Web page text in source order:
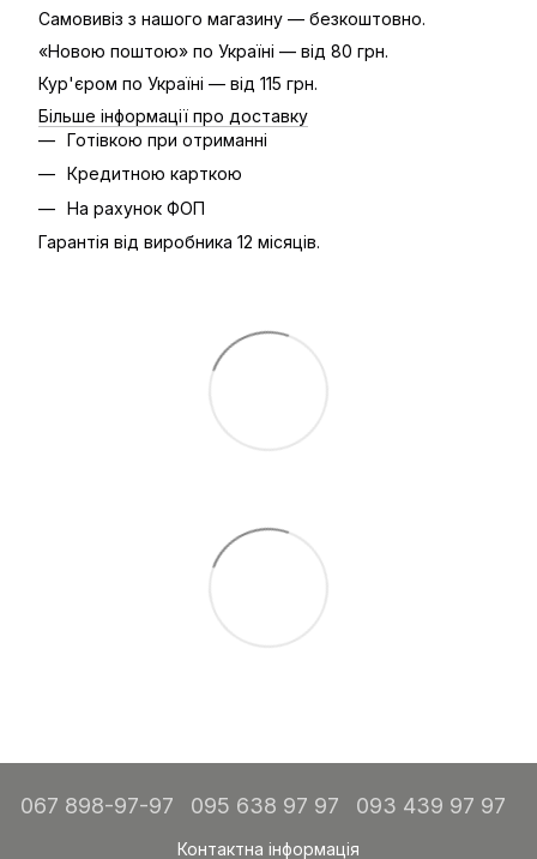
Самовивіз з нашого магазину — безкоштовно.
«Новою поштою» по Україні — від 80 грн.
Кур'єром по Україні — від 115 грн.
Більше інформації про доставку
Готівкою при отриманні
Кредитною карткою
На рахунок ФОП
Гарантія від виробника 12 місяців.
067 898-97-97 095 638 97 97 093 439 97 97
Контактна інформація